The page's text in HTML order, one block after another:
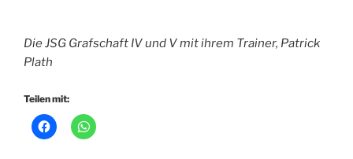
Die JSG Grafschaft IV und V mit ihrem Trainer, Patrick
Plath
Teilen mit: